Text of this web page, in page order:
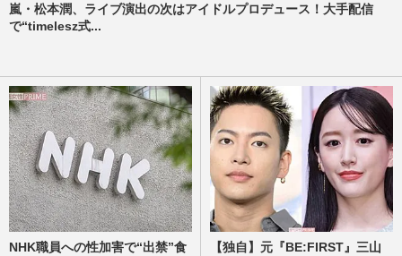
嵐・松本潤、ライブ演出の次はアイドルプロデュース！大手配信
で“timelesz式...
NHK職員への性加害で“出禁”食
【独自】元『BE:FIRST』三山